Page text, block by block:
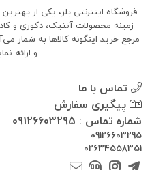
فروشگاه اینترنتی بلز، یکی از
زمینه محصولات آنتیک، دکوری و
مرجع خرید اینگونه کالاها به شمار
و ارائه
تماس با ما
پیگیری سفارش
شماره تماس : 09126603295
09126603295
02634558351